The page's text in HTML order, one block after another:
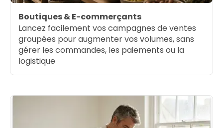
Boutiques & E-commerçants
Lancez facilement vos campagnes de ventes
groupées pour augmenter vos volumes, sans
gérer les commandes, les paiements ou la
logistique